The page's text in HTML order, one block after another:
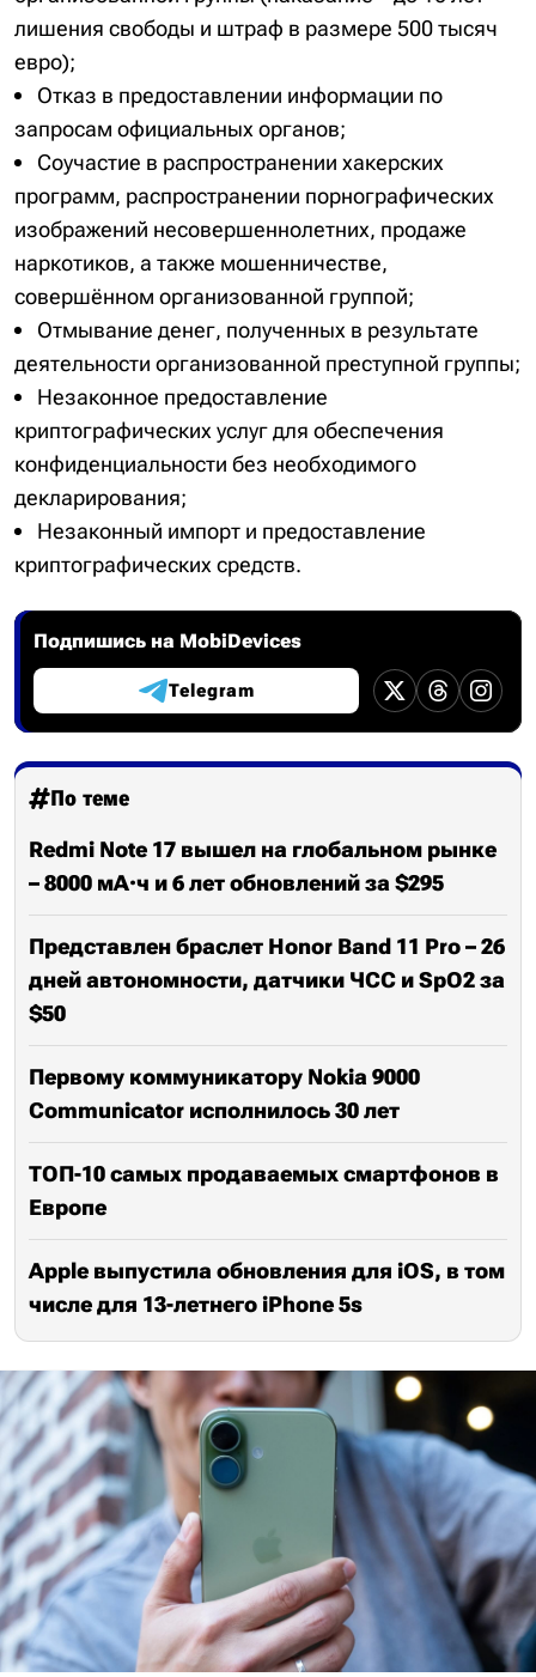
лишения свободы и штраф в размере 500 тысяч
евро);
Отказ в предоставлении информации по
запросам официальных органов;
Соучастие в распространении хакерских
программ, распространении порнографических
изображений несовершеннолетних, продаже
наркотиков, а также мошенничестве,
совершённом организованной группой;
Отмывание денег, полученных в результате
деятельности организованной преступной группы;
Незаконное предоставление
криптографических услуг для обеспечения
конфиденциальности без необходимого
декларирования;
Незаконный импорт и предоставление
криптографических средств.
Подпишись на MobiDevices
Telegram
По теме
Redmi Note 17 вышел на глобальном рынке
– 8000 мА·ч и 6 лет обновлений за $295
Представлен браслет Honor Band 11 Pro – 26
дней автономности, датчики ЧСС и SpO2 за
$50
Первому коммуникатору Nokia 9000
Communicator исполнилось 30 лет
ТОП-10 самых продаваемых смартфонов в
Европе
Apple выпустила обновления для iOS, в том
числе для 13-летнего iPhone 5s